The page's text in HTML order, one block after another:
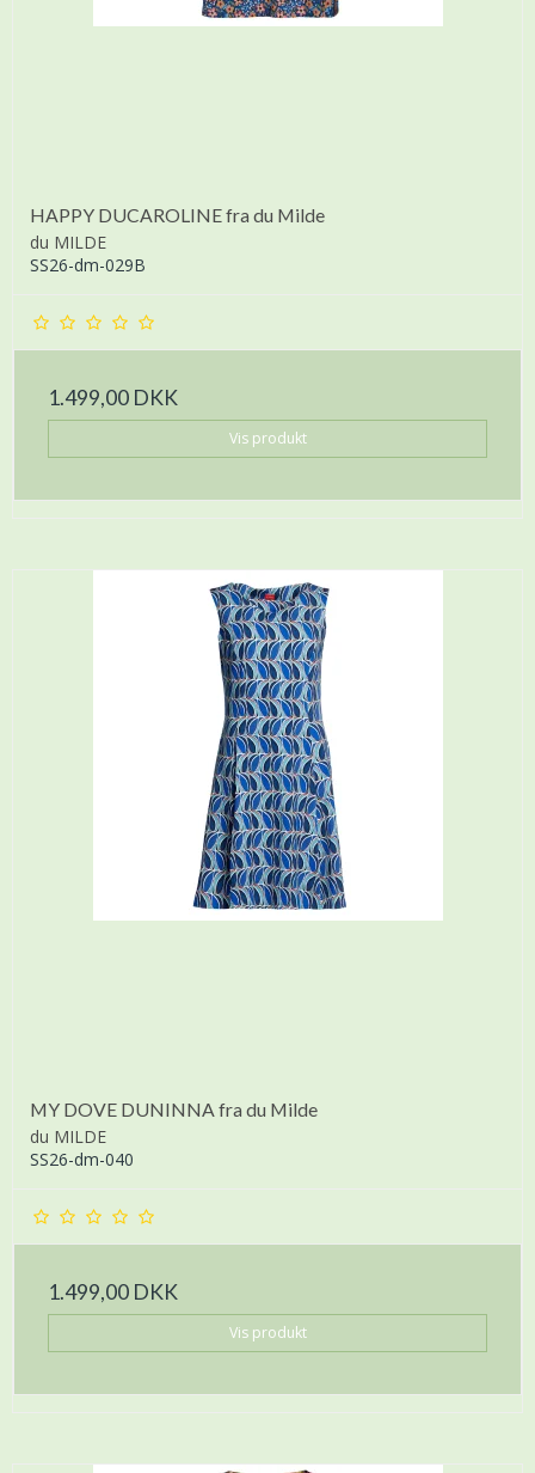
HAPPY DUCAROLINE fra du Milde
du MILDE
SS26-dm-029B
1.499,00 DKK
Vis produkt
MY DOVE DUNINNA fra du Milde
du MILDE
SS26-dm-040
1.499,00 DKK
Vis produkt